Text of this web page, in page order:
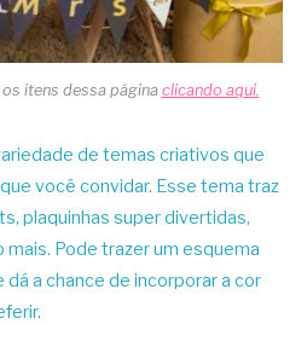
itens dessa página clicando aqui.
de temas criativos que
você convidar. Esse tema traz
plaquinhas super divertidas,
Pode trazer um esquema
a chance de incorporar a cor